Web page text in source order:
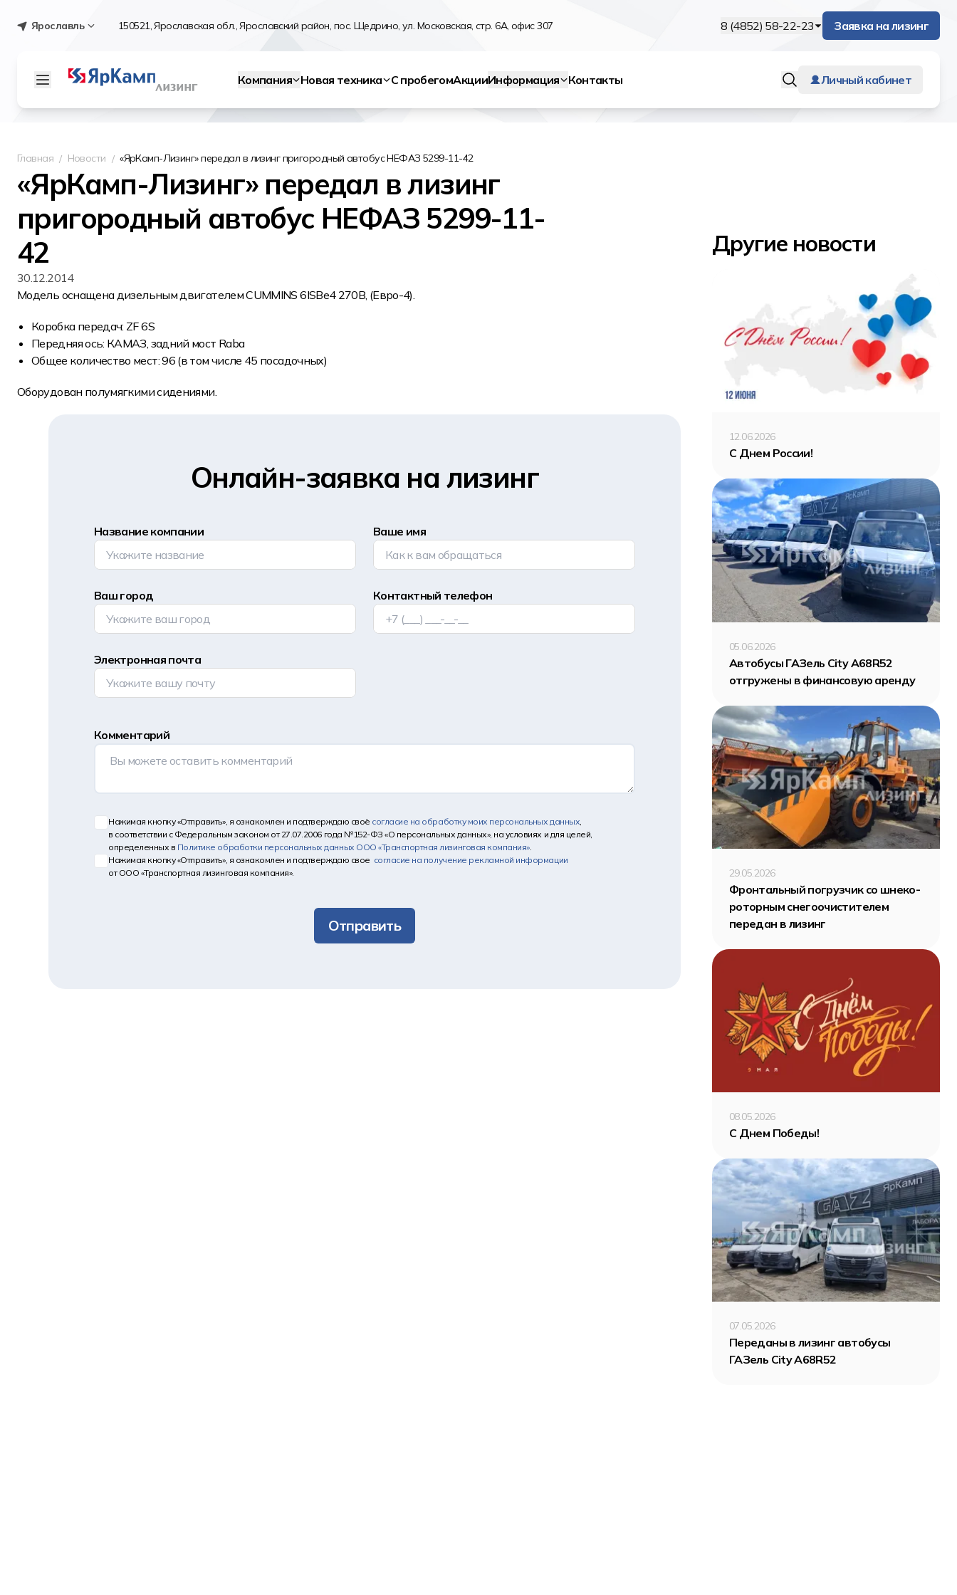
Ярославль 150521, Ярославская обл., Ярославский район, пос. Щедрино, ул. Московская, стр. 6А, офис 307 8 (4852) 58-22-23 Заявка на лизинг
Компания Новая техника С пробегомАкцииИнформация Контакты Личный кабинет
Главная Новости «ЯрКамп-Лизинг» передал в лизинг пригородный автобус НЕФАЗ 5299-11-42
«ЯрКамп-Лизинг» передал в лизинг
пригородный автобус НЕФАЗ 5299-11-
42
30.12.2014
Модель оснащена дизельным двигателем CUMMINS 6ISBe4 270В, (Евро-4).
Коробка передач: ZF 6S
Передняя ось: КАМАЗ, задний мост Raba
Общее количество мест: 96 (в том числе 45 посадочных)
Оборудован полумягкими сидениями.
Онлайн-заявка на лизинг
Название компании Ваше имя
Ваш город Контактный телефон
Электронная почта
Комментарий
Нажимая кнопку «Отправить», я ознакомлен и подтверждаю своё согласие на обработку моих персональных данных,
в соответствии с Федеральным законом от 27.07.2006 года №152-ФЗ «О персональных данных», на условиях и для целей,
определенных в Политике обработки персональных данных ООО «Транспортная лизинговая компания».
Нажимая кнопку «Отправить», я ознакомлен и подтверждаю свое согласие на получение рекламной информации
от ООО «Транспортная лизинговая компания».
Отправить
Другие новости
12.06.2026
С Днем России!
05.06.2026
Автобусы ГАЗель City A68R52
отгружены в финансовую аренду
29.05.2026
Фронтальный погрузчик со шнеко-
роторным снегоочистителем
передан в лизинг
08.05.2026
С Днем Победы!
07.05.2026
Переданы в лизинг автобусы
ГАЗель City A68R52